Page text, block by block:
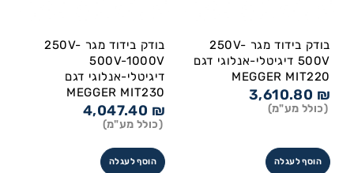
בודק בידוד מגר 250V-
500V דיגיטלי-אנלוגי דגם
MEGGER MIT220
3,610.80 ₪
(כולל מע"מ)
הוסף לעגלה
בודק בידוד מגר 250V-
500V-1000V
דיגיטלי-אנלוגי דגם
MEGGER MIT230
4,047.40 ₪
(כולל מע"מ)
הוסף לעגלה